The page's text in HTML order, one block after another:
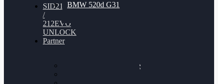
BMW 520d G31
SID212
/
212EVO
UNLOCK
Partner
Bilgenroth Performance